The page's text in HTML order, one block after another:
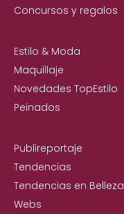
Concursos y regalos
Estilo & Moda
Maquillaje
Novedades TopEstilo
Peinados
Publireportaje
Tendencias
Tendencias en Belleza
Webs